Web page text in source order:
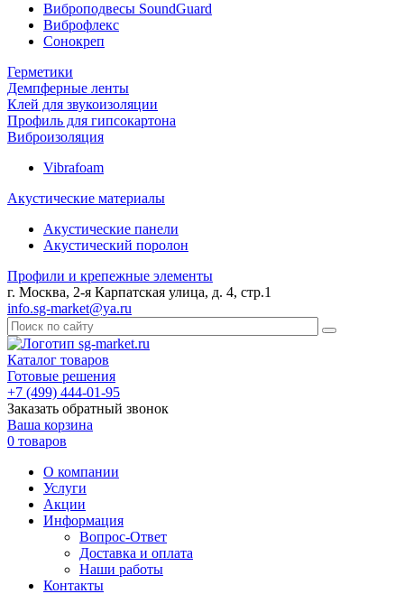
Виброподвесы SoundGuard
Виброфлекс
Сонокреп
Герметики
Демпферные ленты
Клей для звукоизоляции
Профиль для гипсокартона
Виброизоляция
Vibrafoam
Акустические материалы
Акустические панели
Акустический поролон
Профили и крепежные элементы
г. Москва, 2-я Карпатская улица, д. 4, стр.1
info.sg-market@ya.ru
Каталог товаров
Готовые решения
+7 (499) 444-01-95
Заказать обратный звонок
Ваша корзина
0 товаров
О компании
Услуги
Акции
Информация
Вопрос-Ответ
Доставка и оплата
Наши работы
Контакты